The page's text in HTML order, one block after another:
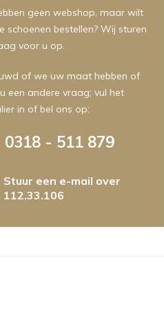
geen webshop, maar wilt
schoenen bestellen? Wij sturen
voor u op.
of we uw maat hebben of
een andere vraag; vul het
in of bel ons op:
0318 - 511 879
Stuur een e-mail over
112.33.106